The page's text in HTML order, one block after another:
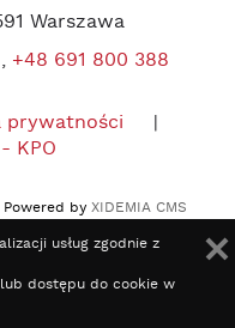
Warszawa
, +48 691 800 388
prywatności
KPO
by XIDEMIA CMS
usług zgodnie z
dostępu do cookie w